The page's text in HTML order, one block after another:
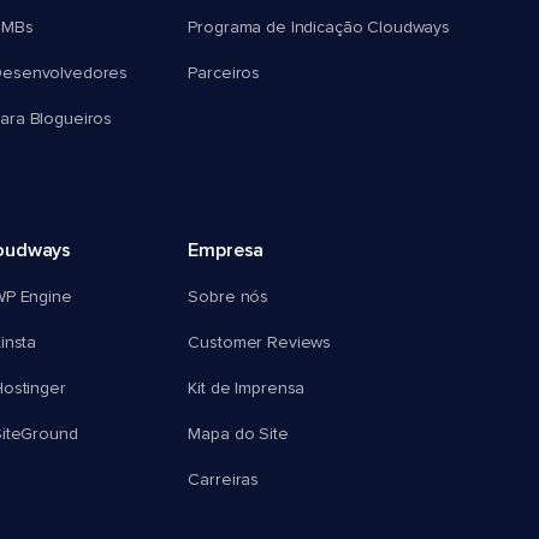
Blogueiros
Programa de Indicação Cloudways
Parceiros
Engine
Empresa
Sobre nós
Customer Reviews
Kit de Imprensa
Mapa do Site
Carreiras